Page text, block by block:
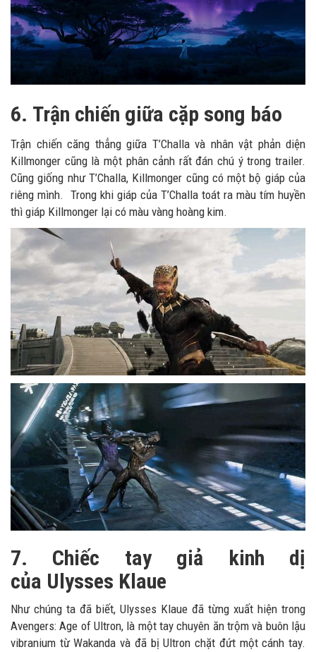
6. Trận chiến giữa cặp song báo
Trận chiến căng thẳng giữa T’Challa và nhân vật phản diện
Killmonger cũng là một phân cảnh rất đán chú ý trong trailer.
Cũng giống như T’Challa, Killmonger cũng có một bộ giáp của
riêng mình. Trong khi giáp của T’Challa toát ra màu tím huyền
thì giáp Killmonger lại có màu vàng hoàng kim.
7. Chiếc tay giả kinh dị
của Ulysses Klaue
Như chúng ta đã biết, Ulysses Klaue đã từng xuất hiện trong
Avengers: Age of Ultron, là một tay chuyên ăn trộm và buôn lậu
vibranium từ Wakanda và đã bị Ultron chặt đứt một cánh tay.